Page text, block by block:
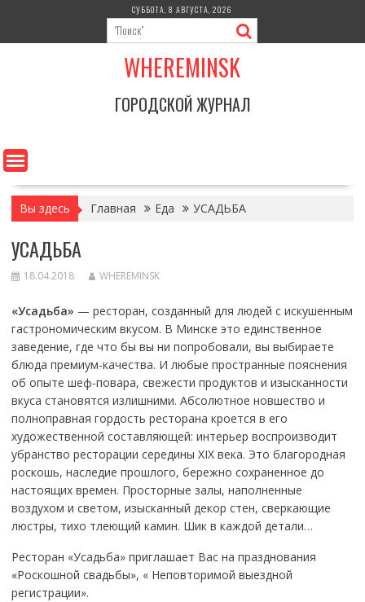
содержимому
СУББОТА, 8 АВГУСТА, 2026
WHEREMINSK
ГОРОДСКОЙ ЖУРНАЛ
Вы здесь Главная Еда УСАДЬБА
УСАДЬБА
18.04.2018 WHEREMINSK
«Усадьба» — ресторан, созданный для людей c искушенным
гастрономическим вкусом. В Минске это единственное
заведение, где что бы вы ни попробовали, вы выбираете
блюда премиум-качества. И любые пространные пояснения
об опыте шеф-повара, свежести продуктов и изысканности
вкуса становятся излишними. Абсолютное новшество и
полноправная гордость ресторана кроется в его
художественной составляющей: интерьер воспроизводит
убранство ресторации середины ХIХ века. Это благородная
роскошь, наследие прошлого, бережно сохраненное до
настоящих времен. Просторные залы, наполненные
воздухом и светом, изысканный декор стен, сверкающие
люстры, тихо тлеющий камин. Шик в каждой детали…
Ресторан «Усадьба» приглашает Вас на празднования
«Роскошной свадьбы», « Неповторимой выездной
регистрации».